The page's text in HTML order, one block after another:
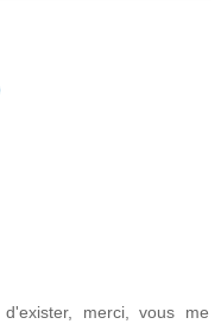
merci, vous me